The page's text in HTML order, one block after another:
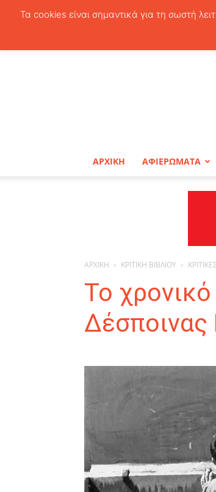
ΑΡΧΙΚΗ ΑΦΙΕΡΩΜΑΤΑ
ΑΡΧΙΚΗ ΚΡΙΤΙΚΗ ΒΙΒΛΙΟΥ
Το
Δέσποινας
Τα cookies είναι σημαντικά για τη σωστή